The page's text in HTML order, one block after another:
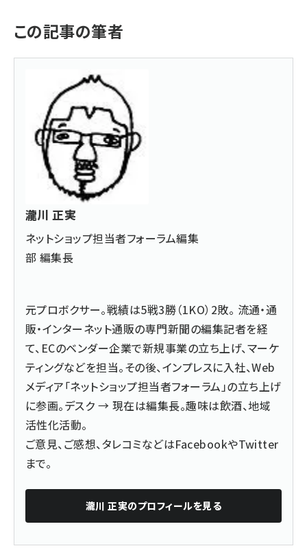
この記事の筆者
瀧川 正実
ネットショップ担当者フォーラム編集
部 編集長
元プロボクサー。戦績は5戦3勝（1KO）2敗。 流通・通
販・インターネット通販の専門新聞の編集記者を経
て、ECのベンダー企業で新規事業の立ち上げ、マーケ
ティングなどを担当。その後、インプレスに入社、Web
メディア「ネットショップ担当者フォーラム」の立ち上げ
に参画。デスク → 現在は編集長。趣味は飲酒、地域
活性化活動。
ご意見、ご感想、タレコミなどはFacebookやTwitter
まで。
瀧川 正実のプロフィールを見る